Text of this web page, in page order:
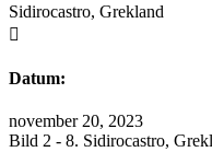
Sidirocastro, Grekland

Datum:
november 20, 2023
Bild 2 - 8. Sidirocastro,